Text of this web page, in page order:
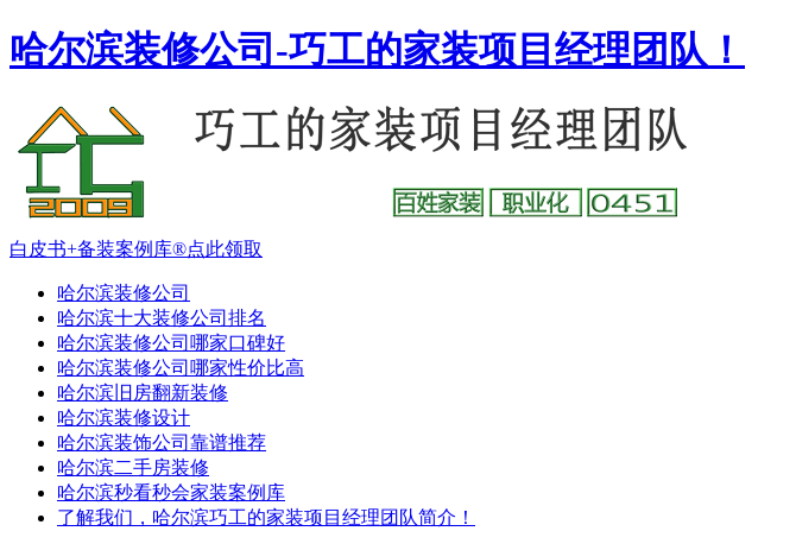
哈尔滨装修公司-巧工的家装项目经理团队！
白皮书+备装案例库®点此领取
哈尔滨装修公司
哈尔滨十大装修公司排名
哈尔滨装修公司哪家口碑好
哈尔滨装修公司哪家性价比高
哈尔滨旧房翻新装修
哈尔滨装修设计
哈尔滨装饰公司靠谱推荐
哈尔滨二手房装修
哈尔滨秒看秒会家装案例库
了解我们，哈尔滨巧工的家装项目经理团队简介！